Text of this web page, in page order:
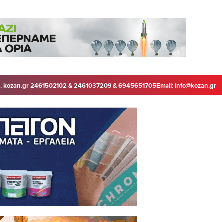
kozan.gr 2461502102 & 2461037209 & 6945651705Email:info@kozan.gr